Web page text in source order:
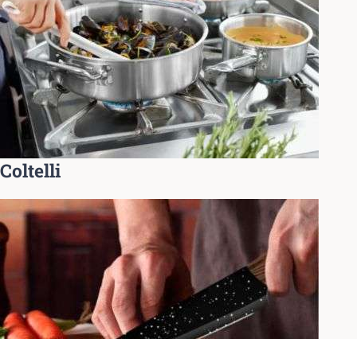
Coltelli